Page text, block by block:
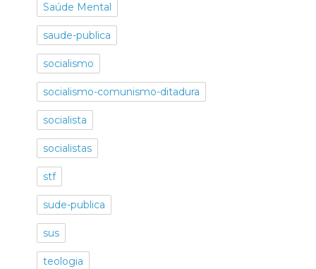
Saúde Mental
saude-publica
socialismo
socialismo-comunismo-ditadura
socialista
socialistas
stf
sude-publica
sus
teologia